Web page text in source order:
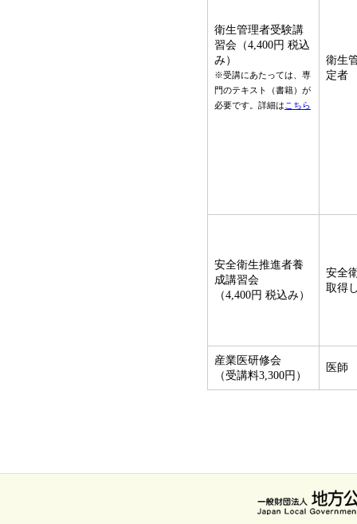
衛生管理者受験講
習会（4,400円 税込
み）
※受講にあたっては、専
門のテキスト（書籍）が
必要です。 詳細は こちら
衛生
定者
安全衛生推進者養
成講習会
（4,400円 税込み）
安全
取得
産業医研修会
（受講料3,300円）
医師